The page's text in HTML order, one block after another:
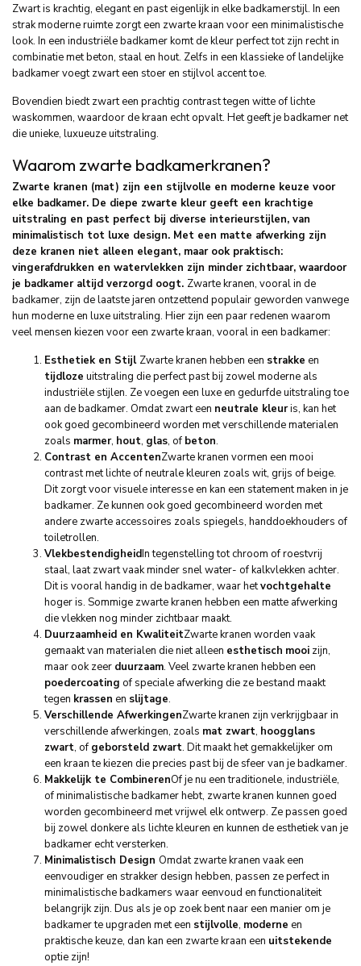
Zwart is krachtig, elegant en past eigenlijk in elke badkamerstijl. In een
strak moderne ruimte zorgt een zwarte kraan voor een minimalistische
look. In een industriële badkamer komt de kleur perfect tot zijn recht in
combinatie met beton, staal en hout. Zelfs in een klassieke of landelijke
badkamer voegt zwart een stoer en stijlvol accent toe.
Bovendien biedt zwart een prachtig contrast tegen witte of lichte
waskommen, waardoor de kraan echt opvalt. Het geeft je badkamer net
die unieke, luxueuze uitstraling.
Waarom zwarte badkamerkranen?
Zwarte kranen (mat) zijn een stijlvolle en moderne keuze voor
elke badkamer. De diepe zwarte kleur geeft een krachtige
uitstraling en past perfect bij diverse interieurstijlen, van
minimalistisch tot luxe design. Met een matte afwerking zijn
deze kranen niet alleen elegant, maar ook praktisch:
vingerafdrukken en watervlekken zijn minder zichtbaar, waardoor
je badkamer altijd verzorgd oogt. Zwarte kranen, vooral in de
badkamer, zijn de laatste jaren ontzettend populair geworden vanwege
hun moderne en luxe uitstraling. Hier zijn een paar redenen waarom
veel mensen kiezen voor een zwarte kraan, vooral in een badkamer:
Esthetiek en Stijl Zwarte kranen hebben een strakke en
tijdloze uitstraling die perfect past bij zowel moderne als
industriële stijlen. Ze voegen een luxe en gedurfde uitstraling toe
aan de badkamer. Omdat zwart een neutrale kleuris, kan het
ook goed gecombineerd worden met verschillende materialen
zoals marmer, hout, glas, of beton.
Contrast en AccentenZwarte kranen vormen een mooi
contrast met lichte of neutrale kleuren zoals wit, grijs of beige.
Dit zorgt voor visuele interesse en kan een statement maken in je
badkamer. Ze kunnen ook goed gecombineerd worden met
andere zwarte accessoires zoals spiegels, handdoekhouders of
toiletrollen.
VlekbestendigheidIn tegenstelling tot chroom of roestvrij
staal, laat zwart vaak minder snel water- of kalkvlekken achter.
Dit is vooral handig in de badkamer, waar hetvochtgehalte
hoger is. Sommige zwarte kranen hebben een matte afwerking
die vlekken nog minder zichtbaar maakt.
Duurzaamheid en KwaliteitZwarte kranen worden vaak
gemaakt van materialen die niet alleen esthetisch mooi zijn,
maar ook zeer duurzaam. Veel zwarte kranen hebben een
poedercoating of speciale afwerking die ze bestand maakt
tegen krassen en slijtage.
Verschillende AfwerkingenZwarte kranen zijn verkrijgbaar in
verschillende afwerkingen, zoals mat zwart, hoogglans
zwart, of geborsteld zwart. Dit maakt het gemakkelijker om
een kraan te kiezen die precies past bij de sfeer van je badkamer.
Makkelijk te CombinerenOf je nu een traditionele, industriële,
of minimalistische badkamer hebt, zwarte kranen kunnen goed
worden gecombineerd met vrijwel elk ontwerp. Ze passen goed
bij zowel donkere als lichte kleuren en kunnen de esthetiek van je
badkamer echt versterken.
Minimalistisch Design Omdat zwarte kranen vaak een
eenvoudiger en strakker design hebben, passen ze perfect in
minimalistische badkamers waar eenvoud en functionaliteit
belangrijk zijn. Dus als je op zoek bent naar een manier om je
badkamer te upgraden met een stijlvolle, moderne en
praktische keuze, dan kan een zwarte kraan een uitstekende
optie zijn!